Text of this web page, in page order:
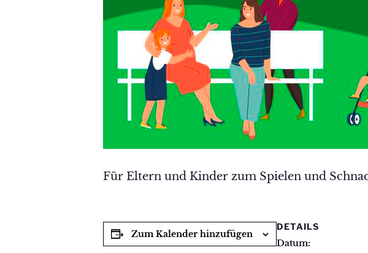
Für Eltern und Kinder zum Spielen und
Zum Kalender hinzufügen
DETAILS
Datum: